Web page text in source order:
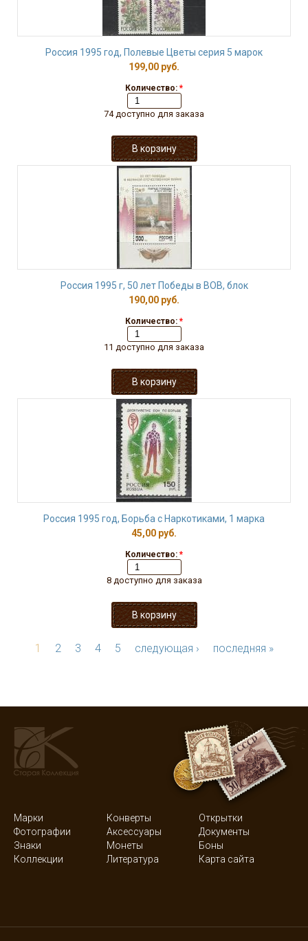
Россия 1995 год, Полевые Цветы серия 5 марок
199,00 руб.
Количество: *
74 доступно для заказа
Россия 1995 г, 50 лет Победы в ВОВ, блок
190,00 руб.
Количество: *
11 доступно для заказа
Россия 1995 год, Борьба с Наркотиками, 1 марка
45,00 руб.
Количество: *
8 доступно для заказа
1 2 3 4 5 следующая › последняя »
Марки Конверты
Открытки
Фотографии
Аксессуары
Документы
Знаки
Монеты
Боны
Коллекции
Литература Карта сайта